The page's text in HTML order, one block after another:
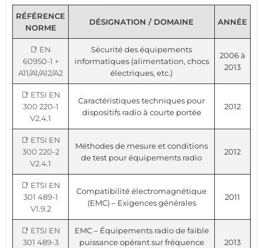
RÉFÉRENCE
NORME
DÉSIGNATION / DOMAINE ANNÉE
📑 EN
60950-1 +
A11/A1/A12/A2
Sécurité des équipements
informatiques (alimentation, chocs
électriques, etc.)
2006 à
2013
📑 ETSI EN
300 220-1
V2.4.1
Caractéristiques techniques pour
dispositifs radio à courte portée
2012
📑 ETSI EN
300 220-2
V2.4.1
Méthodes de mesure et conditions
de test pour équipements radio
2012
📑 ETSI EN
301 489-1
V1.9.2
Compatibilité électromagnétique
(EMC) – Exigences générales
2011
📑 ETSI EN
301 489-3
EMC – Équipements radio de faible
puissance opérant sur fréquence
2013